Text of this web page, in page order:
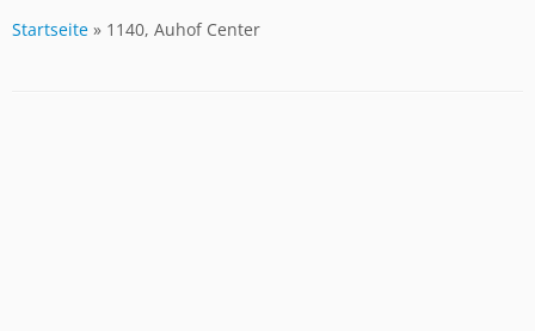
Inhalt
Startseite » 1140, Auhof Center